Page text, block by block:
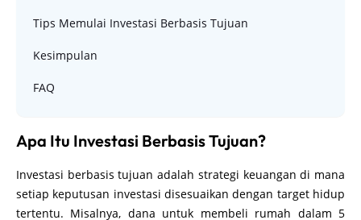
Tips Memulai Investasi Berbasis Tujuan
Kesimpulan
FAQ
Apa Itu Investasi Berbasis Tujuan?
Investasi berbasis tujuan adalah strategi keuangan di mana
setiap keputusan investasi disesuaikan dengan target hidup
tertentu. Misalnya, dana untuk membeli rumah dalam 5